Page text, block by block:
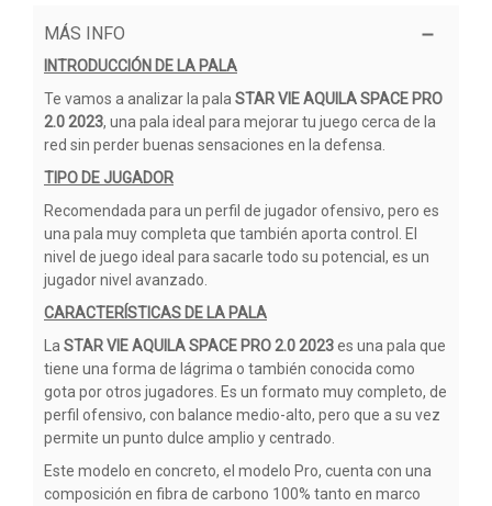
MÁS INFO
INTRODUCCIÓN DE LA PALA
Te vamos a analizar la pala STAR VIE AQUILA SPACE PRO
2.0 2023, una pala ideal para mejorar tu juego cerca de la
red sin perder buenas sensaciones en la defensa.
TIPO DE JUGADOR
Recomendada para un perfil de jugador ofensivo, pero es
una pala muy completa que también aporta control. El
nivel de juego ideal para sacarle todo su potencial, es un
jugador nivel avanzado.
CARACTERÍSTICAS DE LA PALA
La STAR VIE AQUILA SPACE PRO 2.0 2023es una pala que
tiene una forma de lágrima o también conocida como
gota por otros jugadores. Es un formato muy completo, de
perfil ofensivo, con balance medio-alto, pero que a su vez
permite un punto dulce amplio y centrado.
Este modelo en concreto, el modelo Pro, cuenta con una
composición en fibra de carbono 100% tanto en marco